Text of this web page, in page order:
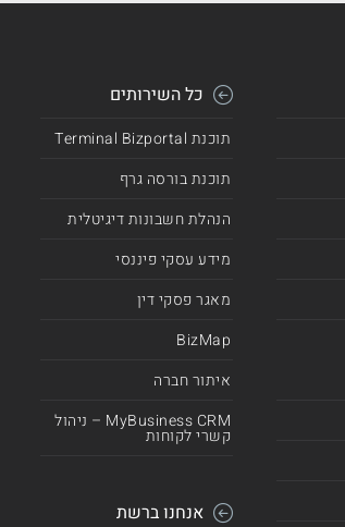
כל השירותים
תוכנת Terminal Bizportal
תוכנת בורסה גרף
הנהלת חשבונות דיגיטלית
מידע עסקי פיננסי
מאגר פסקי דין
BizMap
איתור חברה
MyBusiness CRM – ניהול
קשרי לקוחות
אנחנו ברשת